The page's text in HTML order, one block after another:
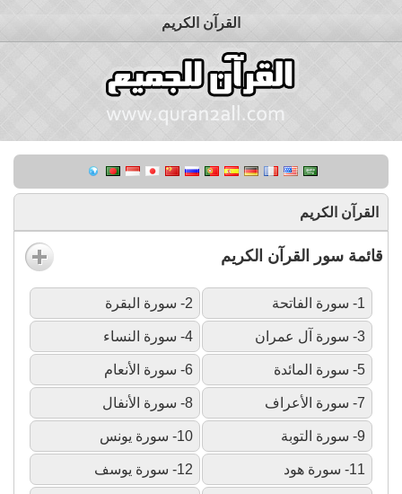
القرآن الكريم
القرآن الكريم
قائمة سور القرآن الكريم
1- سورة الفاتحة 2- سورة البقرة
3- سورة آل عمران 4- سورة النساء
5- سورة المائدة 6- سورة الأنعام
7- سورة الأعراف 8- سورة الأنفال
9- سورة التوبة 10- سورة يونس
11- سورة هود 12- سورة يوسف